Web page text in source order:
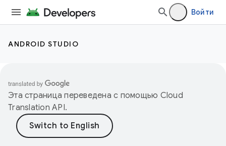
Войти
ANDROID STUDIO
Эта страница переведена с помощью Cloud
Translation API.